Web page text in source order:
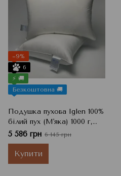
−9%
6
⚡ 🚚
Безкоштовна 🚚
Подушка пухова Iglen 100%
білий пух (М'яка) 1000 г,
Білий, 70x70 см
5 586 грн 6 145 грн
Купити